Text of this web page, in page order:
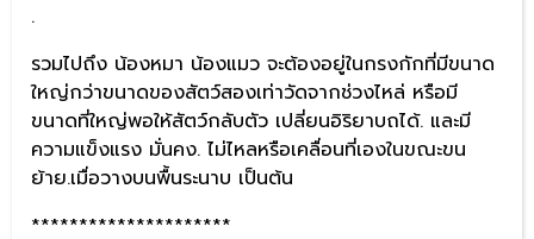
.
รวมไปถึง น้องหมา น้องแมว จะต้องอยู่ในกรงกักที่มีขนาด
ใหญ่กว่าขนาดของสัตว์สองเท่าวัดจากช่วงไหล่ หรือมี
ขนาดที่ใหญ่พอให้สัตว์กลับตัว เปลี่ยนอิริยาบถได้. และมี
ความแข็งแรง มั่นคง. ไม่ไหลหรือเคลื่อนที่เองในขณะขน
ย้าย.เมื่อวางบนพื้นระนาบ เป็นต้น
*********************